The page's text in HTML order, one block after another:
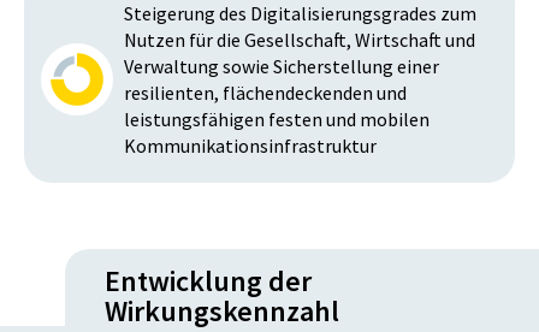
Steigerung des Digitalisierungsgrades zum
Nutzen für die Gesellschaft, Wirtschaft und
Verwaltung sowie Sicherstellung einer
resilienten, flächendeckenden und
leistungsfähigen festen und mobilen
Kommunikationsinfrastruktur
Entwicklung der
Wirkungskennzahl